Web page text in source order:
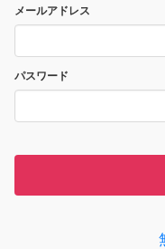
メールアドレス
パスワード